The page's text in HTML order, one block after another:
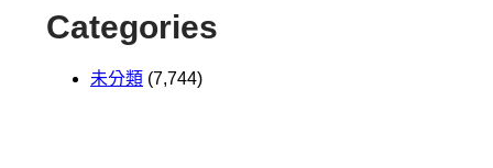
Categories
未分類 (7,744)